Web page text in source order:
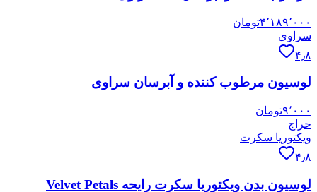
۴٬۱۸۹٬۰۰۰تومان
سراوی
۴٫۸
لوسیون مرطوب کننده و آبرسان سراوی
۹٬۰۰۰تومان
حراج
ویکتوریا سکرت
۴٫۸
لوسیون بدن ویکتوریا سکرت رایحه Velvet Petals